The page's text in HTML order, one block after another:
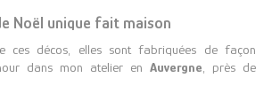
Noël unique fait maison
ces décos, elles sont fabriquées de façon
dans mon atelier en Auvergne , près de